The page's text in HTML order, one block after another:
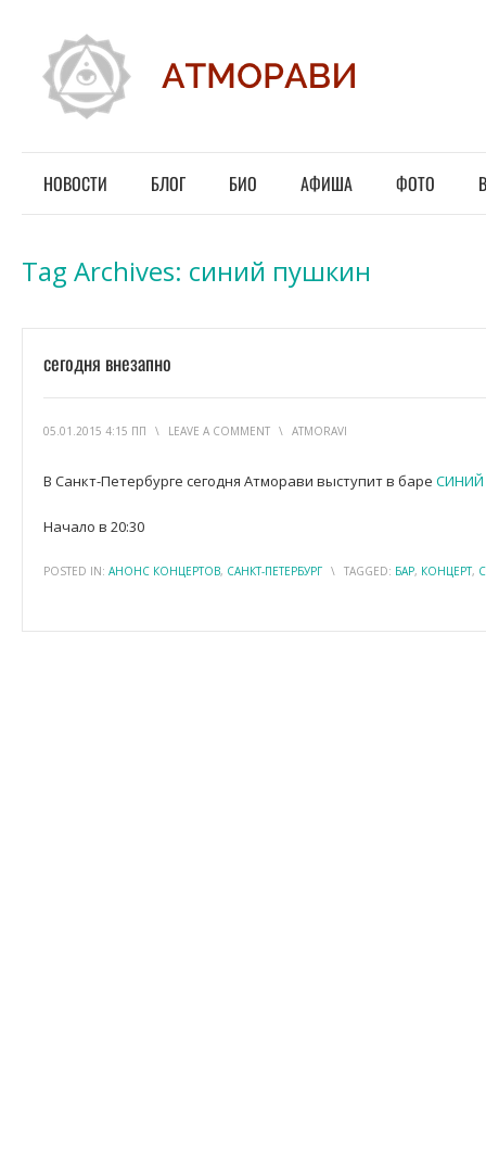
НОВОСТИ БЛОГ БИО АФИША ФОТО
Tag Archives: синий пушкин
сегодня внезапно
05.01.2015 4:15 ПП \ LEAVE A COMMENT \ ATMORAVI
В Санкт-Петербурге сегодня Атморави выступит в баре
Начало в 20:30
POSTED IN: АНОНС КОНЦЕРТОВ, САНКТ-ПЕТЕРБУРГ \ TAGGED: БАР, КОНЦЕРТ,